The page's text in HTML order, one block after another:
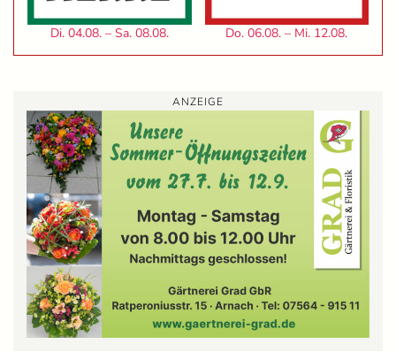
Di. 04.08. – Sa. 08.08. Do. 06.08. – Mi. 12.08.
ANZEIGE